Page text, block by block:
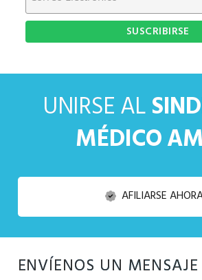
UNIRSE AL
MÉDICO
AFILIARSE
ENVÍENOS UN MENSAJE